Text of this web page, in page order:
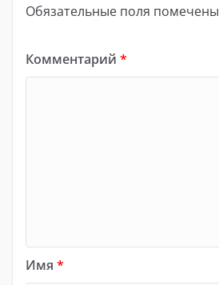
Обязательные поля помечены
Комментарий *
Имя *